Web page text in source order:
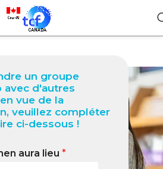
un groupe
avec d'autres
vue de la
veuillez compléter
ci-dessous !
aura lieu *